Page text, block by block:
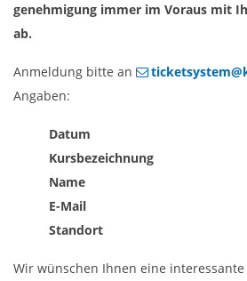
genehmigung immer im Voraus mit
ab.
Anmeldung bitte an
Angaben:
Datum
Kursbezeichnung
Name
E-Mail
Standort
Wir wünschen Ihnen eine